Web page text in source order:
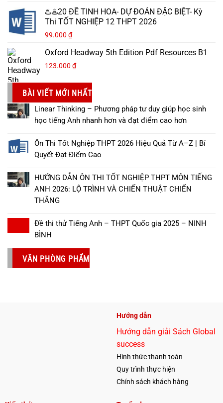
♨️♨️20 ĐỀ TINH HOA- DỰ ĐOÁN ĐẶC BIỆT- Kỳ
Thi TỐT NGHIỆP 12 THPT 2026
99.000 ₫
Oxford Headway 5th Edition Pdf Resources B1
123.000 ₫
BÀI VIẾT MỚI NHẤT
Linear Thinking – Phương pháp tư duy giúp học sinh
học tiếng Anh nhanh hơn và đạt điểm cao hơn
Ôn Thi Tốt Nghiệp THPT 2026 Hiệu Quả Từ A–Z | Bí
Quyết Đạt Điểm Cao
HƯỚNG DẪN ÔN THI TỐT NGHIỆP THPT MÔN TIẾNG
ANH 2026: LỘ TRÌNH VÀ CHIẾN THUẬT CHIẾN
THẮNG
Đề thi thử Tiếng Anh – THPT Quốc gia 2025 – NINH
BÌNH
VĂN PHÒNG PHẨM
Hướng dẫn
Hướng dẫn giải Sách Global
success
Hình thức thanh toán
Quy trình thực hiện
Chính sách khách hàng